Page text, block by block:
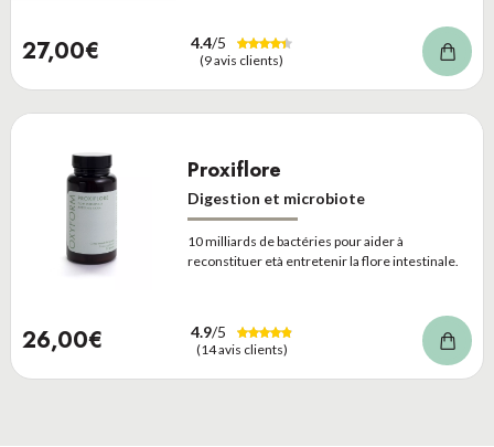
27,00€ 4.4/5
(9 avis clients)
Proxiflore
Digestion et microbiote
10 milliards de bactéries pour aider à
reconstituer età entretenir la flore intestinale.
26,00€ 4.9/5
(14 avis clients)